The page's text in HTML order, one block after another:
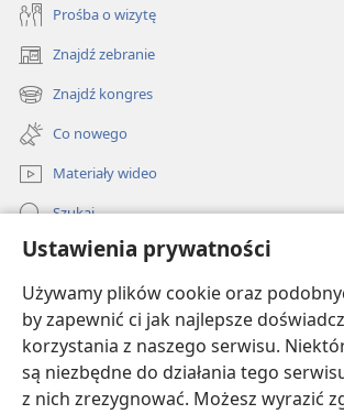
Ustawienia prywatności
Używamy plików cookie oraz
by zapewnić ci jak najlepsze
korzystania z naszego serwisu.
są niezbędne do działania tego
z nich zrezygnować. Możesz wyrazić
Prośba o wizytę
Znajdź zebranie
(opens
new
window)
Znajdź kongres
(opens
new
window)
Co nowego
Materiały wideo
Szukaj
Pomoc
Darowizny
(opens
new
window)BIBLIOTEKA INTERNETOWA Strażnicy
(opens
new